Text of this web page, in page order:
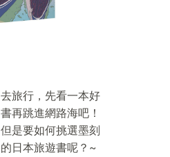
去旅行，先看一本好
書再跳進網路海吧！
但是要如何挑選墨刻
的日本旅遊書呢？~